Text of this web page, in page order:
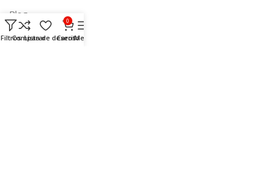
Blog
Contacto
FiltrosComparar
Lista de deseos
0
CarritoMenú